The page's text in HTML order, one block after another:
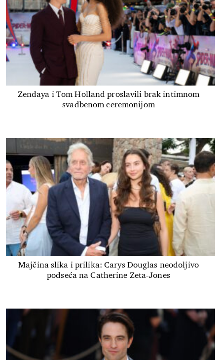
Zendaya i Tom Holland proslavili brak intimnom
svadbenom ceremonijom
Majčina slika i prilika: Carys Douglas neodoljivo
podseća na Catherine Zeta-Jones